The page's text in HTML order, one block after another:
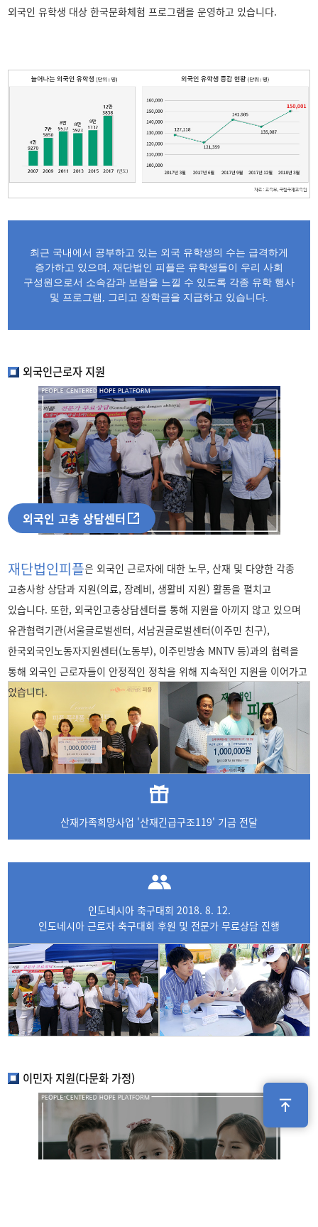
외국인 유학생 대상 한국문화체험 프로그램을 운영하고 있습니다.
최근 국내에서 공부하고 있는 외국 유학생의 수는 급격하게
증가하고 있으며, 재단법인 피플은 유학생들이 우리 사회
구성원으로서 소속감과 보람을 느낄 수 있도록 각종 유학 행사
및 프로그램, 그리고 장학금을 지급하고 있습니다.
외국인근로자 지원
외국인 고충 상담센터
재단법인피플은 외국인 근로자에 대한 노무, 산재 및 다양한 각종
고충사항 상담과 지원(의료, 장례비, 생활비 지원) 활동을 펼치고
있습니다. 또한, 외국인고충상담센터를 통해 지원을 아끼지 않고 있으며
유관협력기관(서울글로벌센터, 서남권글로벌센터(이주민 친구),
한국외국인노동자지원센터(노동부), 이주민방송 MNTV 등)과의 협력을
통해 외국인 근로자들이 안정적인 정착을 위해 지속적인 지원을 이어가고
있습니다.
산재가족희망사업 '산재긴급구조119' 기금 전달
인도네시아 축구대회 2018. 8. 12.
인도네시아 근로자 축구대회 후원 및 전문가 무료상담 진행
이민자 지원(다문화 가정)